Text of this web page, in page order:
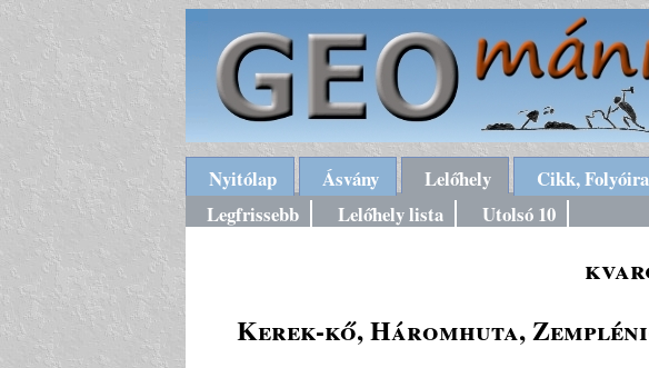
Nyitólap Ásvány Lelőhely Cikk,
Legfrissebb
Lelőhely lista Utolsó 10
Kerek-kő, Háromhuta,